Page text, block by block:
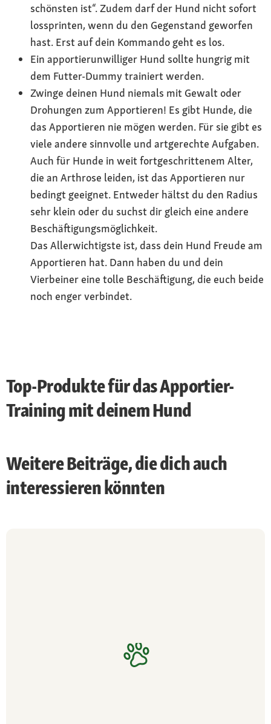
schönsten ist“. Zudem darf der Hund nicht sofort
lossprinten, wenn du den Gegenstand geworfen
hast. Erst auf dein Kommando geht es los.
Ein apportierunwilliger Hund sollte hungrig mit
dem Futter-Dummy trainiert werden.
Zwinge deinen Hund niemals mit Gewalt oder
Drohungen zum Apportieren! Es gibt Hunde, die
das Apportieren nie mögen werden. Für sie gibt es
viele andere sinnvolle und artgerechte Aufgaben.
Auch für Hunde in weit fortgeschrittenem Alter,
die an Arthrose leiden, ist das Apportieren nur
bedingt geeignet. Entweder hältst du den Radius
sehr klein oder du suchst dir gleich eine andere
Beschäftigungsmöglichkeit.
Das Allerwichtigste ist, dass dein Hund Freude am
Apportieren hat. Dann haben du und dein
Vierbeiner eine tolle Beschäftigung, die euch beide
noch enger verbindet.
Top-Produkte für das Apportier-
Training mit deinem Hund
Weitere Beiträge, die dich auch
interessieren könnten